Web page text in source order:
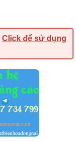
Click để sử dụng